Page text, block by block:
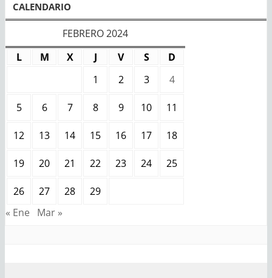
CALENDARIO
FEBRERO 2024
L
M X J V S
D
1
2 3 4
5 6 7 8 9 10 11
12 13 14 15 16 17 18
19 20 21 22 23 24 25
26 27 28
29
« Ene
Mar »